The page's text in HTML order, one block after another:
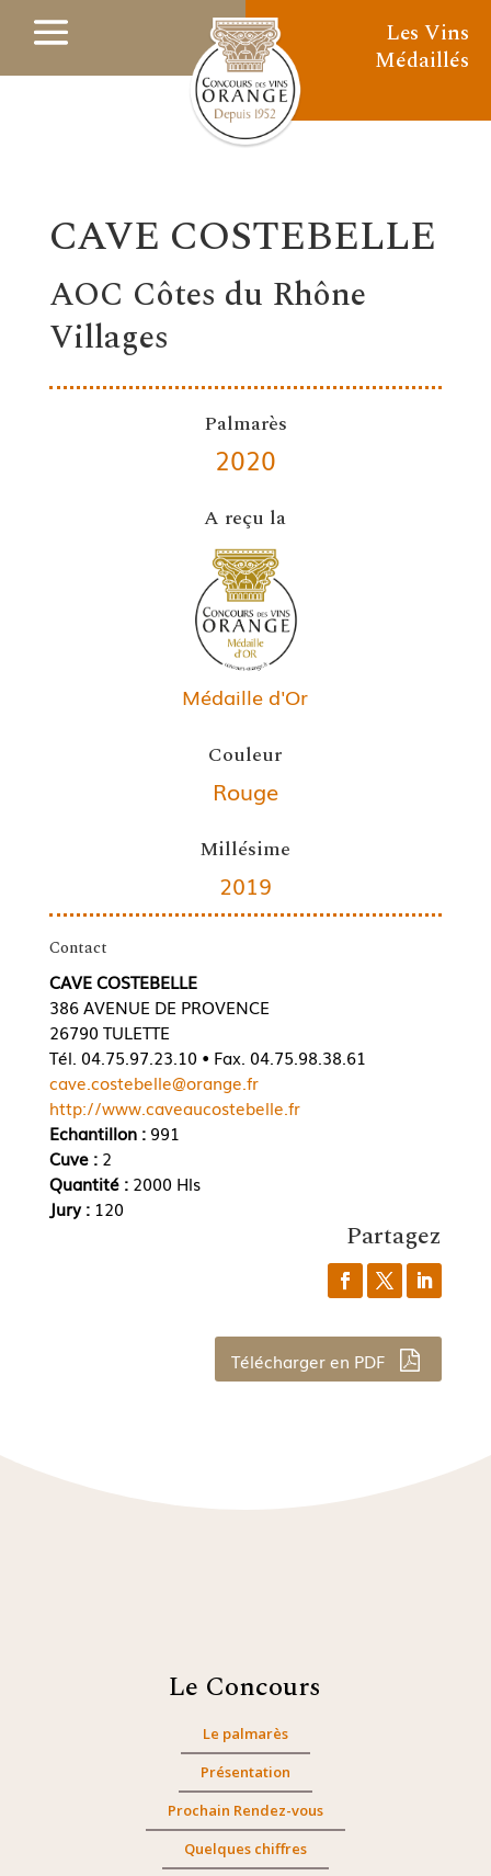
Les Vins
Médaillés
CAVE COSTEBELLE
AOC Côtes du Rhône
Villages
Palmarès
2020
A reçu la
Médaille d'Or
Couleur
Rouge
Millésime
2019
Contact
CAVE COSTEBELLE
386 AVENUE DE PROVENCE
26790 TULETTE
Tél. 04.75.97.23.10 • Fax. 04.75.98.38.61
cave.costebelle@orange.fr
http://www.caveaucostebelle.fr
Echantillon :991
Cuve : 2
Quantité : 2000 Hls
Jury : 120
Partagez
Télécharger en PDF
Le Concours
Le palmarès
Présentation
Prochain Rendez-vous
Quelques chiffres